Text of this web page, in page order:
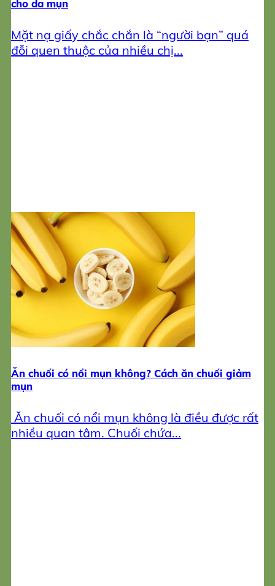
cho da mụn
Mặt nạ giấy chắc chắn là “người bạn” quá
đỗi quen thuộc của nhiều chị...
Ăn chuối có nổi mụn không? Cách ăn chuối giảm
mụn
Ăn chuối có nổi mụn không là điều được rất
nhiều quan tâm. Chuối chứa...